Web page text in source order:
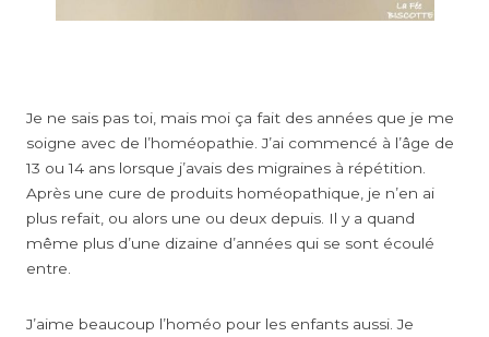
Je ne sais pas toi, mais moi ça fait des années que je me
soigne avec de l’homéopathie. J’ai commencé à l’âge de
13 ou 14 ans lorsque j’avais des migraines à répétition.
Après une cure de produits homéopathique, je n’en ai
plus refait, ou alors une ou deux depuis. Il y a quand
même plus d’une dizaine d’années qui se sont écoulé
entre.
J’aime beaucoup l’homéo pour les enfants aussi. Je